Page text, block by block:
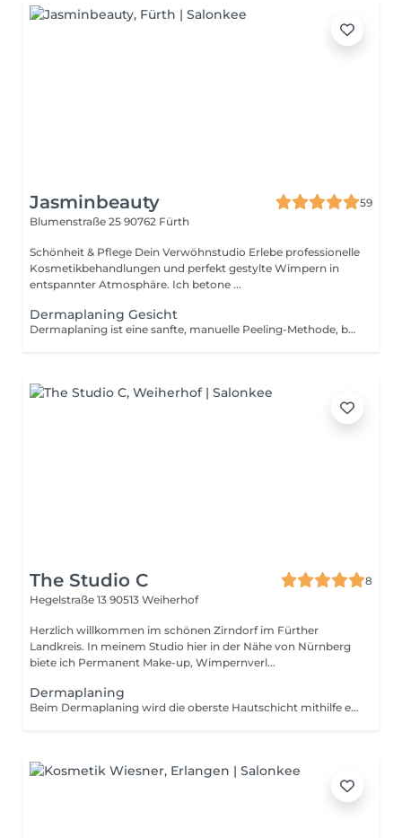
Jasminbeauty
59
Blumenstraße 25 90762 Fürth
Schönheit & Pflege Dein Verwöhnstudio Erlebe professionelle
Kosmetikbehandlungen und perfekt gestylte Wimpern in
entspannter Atmosphäre. Ich betone ...
Dermaplaning Gesicht
Dermaplaning ist eine sanfte, manuelle Peeling-Methode, bei der mit einer feinen Klinge abgestorbene Hautzellen und feine Gesichtshärchen (Pfirsichflaum) entfernt werden. Diese Behandlung hinterlässt eine glatte, weiche Haut, verbessert die Aufnahme von Pflegeprodukten und sorgt für einen ebenmäßigen, strahlenden Teint. Dermaplaning eignet sich ideal für alle Hauttypen und ist besonders beliebt vor besonderen Anlässen oder als Vorbereitung für Make-up.
The Studio C
8
Hegelstraße 13 90513 Weiherhof
Herzlich willkommen im schönen Zirndorf im Fürther
Landkreis. In meinem Studio hier in der Nähe von Nürnberg
biete ich Permanent Make-up, Wimpernverl...
Dermaplaning
Beim Dermaplaning wird die oberste Hautschicht mithilfe einer speziellen, feinen Klinge sanft abgetragen. Dabei werden abgestorbene Hautzellen und feine Gesichtshärchen entfernt. Nach einer gründlichen Reinigung wird die Haut präzise und kontrolliert behandelt, wodurch sie sich sofort glatter und weicher anfühlt. Im Anschluss werden hochwertige Pflegeprodukte aufgetragen, die nun besonders gut aufgenommen werden können. Das Ergebnis ist ein ebenmäßiger, frischer Teint und eine entspannte Auszeit während der Behandlung.